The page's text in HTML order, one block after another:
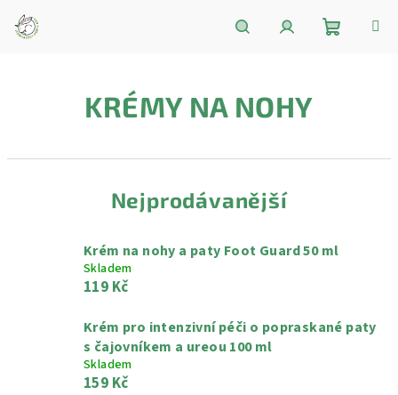
obsah
KRÉMY NA NOHY
Nejprodávanější
Krém na nohy a paty Foot Guard 50 ml
Skladem
119 Kč
Krém pro intenzivní péči o popraskané paty
s čajovníkem a ureou 100 ml
Skladem
159 Kč